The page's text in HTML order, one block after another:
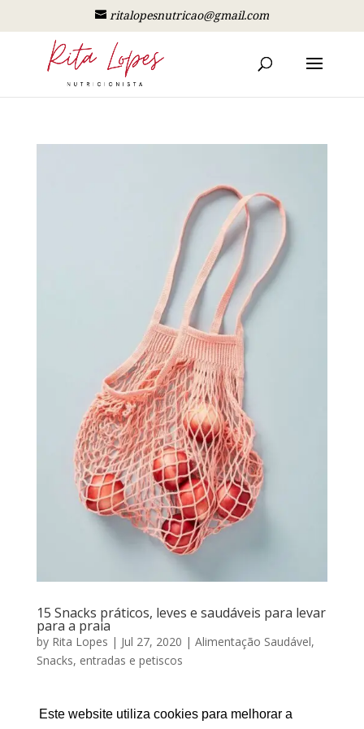
Este website utiliza cookies para melhorar a
ritalopesnutricao@gmail.com
15 Snacks práticos, leves e saudáveis para levar
para a praia
by Rita Lopes | Jul 27, 2020 | Alimentação Saudável,
Snacks, entradas e petiscos
praia Por RITA LOPES | Julho 27, 2020 O tempo